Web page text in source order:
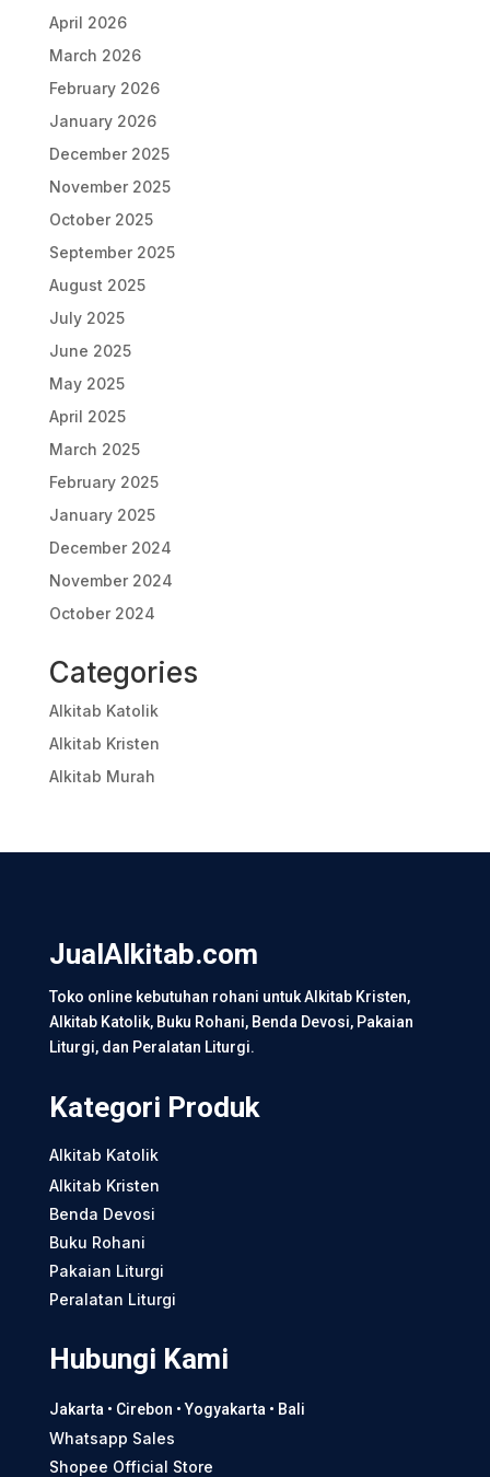
April 2026
March 2026
February 2026
January 2026
December 2025
November 2025
October 2025
September 2025
August 2025
July 2025
June 2025
May 2025
April 2025
March 2025
February 2025
January 2025
December 2024
November 2024
October 2024
Categories
Alkitab Katolik
Alkitab Kristen
Alkitab Murah
JualAlkitab.com
Toko online kebutuhan rohani untuk Alkitab Kristen,
Alkitab Katolik, Buku Rohani, Benda Devosi, Pakaian
Liturgi, dan Peralatan Liturgi.
Kategori Produk
Alkitab Katolik
Alkitab Kristen
Benda Devosi
Buku Rohani
Pakaian Liturgi
Peralatan Liturgi
Hubungi Kami
Jakarta • Cirebon • Yogyakarta • Bali
Whatsapp Sales
Shopee Official Store